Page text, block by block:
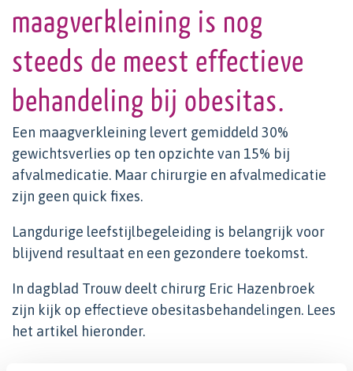
maagverkleining is nog
steeds de meest effectieve
behandeling bij obesitas.
Een maagverkleining levert gemiddeld 30%
gewichtsverlies op ten opzichte van 15% bij
afvalmedicatie. Maar chirurgie en afvalmedicatie
zijn geen quick fixes.
Langdurige leefstijlbegeleiding is belangrijk voor
blijvend resultaat en een gezondere toekomst.
In dagblad Trouw deelt chirurg Eric Hazenbroek
zijn kijk op effectieve obesitasbehandelingen. Lees
het artikel hieronder.